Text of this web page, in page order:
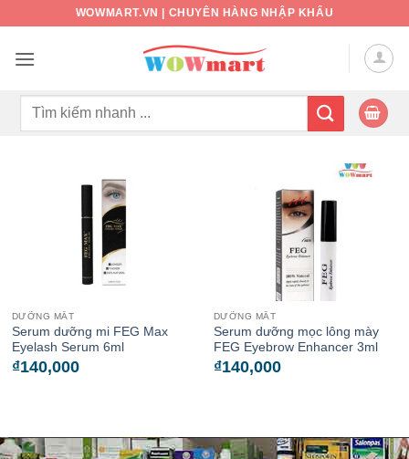
nội
WOWMART.VN | CHUYÊN HÀNG NHẬP KHẨU
Tìm
DƯỠNG MẮT
Serum dưỡng mi FEG Max
Eyelash Serum 6ml
₫140,000
DƯỠNG MẮT
Serum dưỡng mọc lông mày
FEG Eyebrow Enhancer 3ml
₫140,000